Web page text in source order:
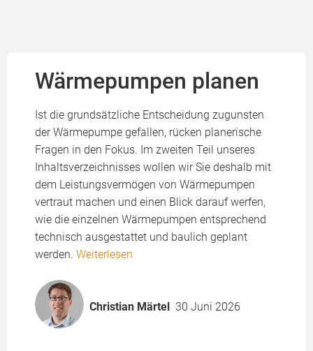
Wärmepumpen planen
Ist die grundsätzliche Entscheidung zugunsten
der Wärmepumpe gefallen, rücken planerische
Fragen in den Fokus. Im zweiten Teil unseres
Inhaltsverzeichnisses wollen wir Sie deshalb mit
dem Leistungsvermögen von Wärmepumpen
vertraut machen und einen Blick darauf werfen,
wie die einzelnen Wärmepumpen entsprechend
technisch ausgestattet und baulich geplant
werden. Weiterlesen
Christian Märtel 30 Juni 2026